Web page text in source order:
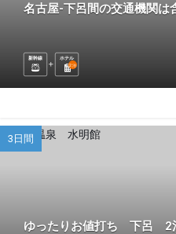
名古屋-下呂間の交通機関は
新幹線
ホテル
2泊
3日間
ゆったりお値打ち 下呂